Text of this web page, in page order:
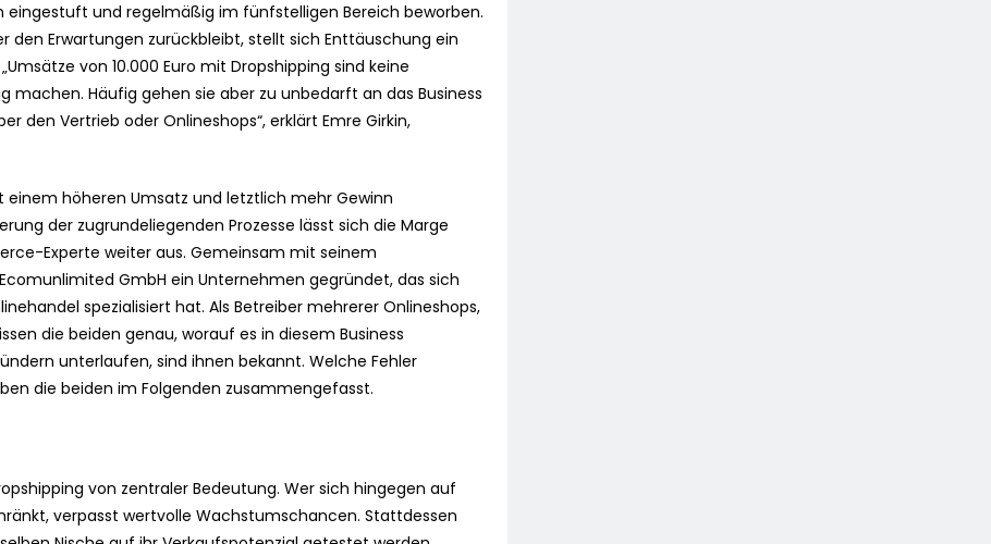
und regelmäßig im fünfstelligen Bereich beworben.
Erwartungen zurückbleibt, stellt sich Enttäuschung ein
von 10.000 Euro mit Dropshipping sind keine
machen. Häufig gehen sie aber zu unbedarft an das Business
den Vertrieb oder Onlineshops“, erklärt Emre Girkin,
einem höheren Umsatz und letztlich mehr Gewinn
der zugrundeliegenden Prozesse lässt sich die Marge
Experte weiter aus. Gemeinsam mit seinem
GmbH ein Unternehmen gegründet, das sich
spezialisiert hat. Als Betreiber mehrerer Onlineshops,
die beiden genau, worauf es in diesem Business
unterlaufen, sind ihnen bekannt. Welche Fehler
die beiden im Folgenden zusammengefasst.
von zentraler Bedeutung. Wer sich hingegen auf
verpasst wertvolle Wachstumschancen. Stattdessen